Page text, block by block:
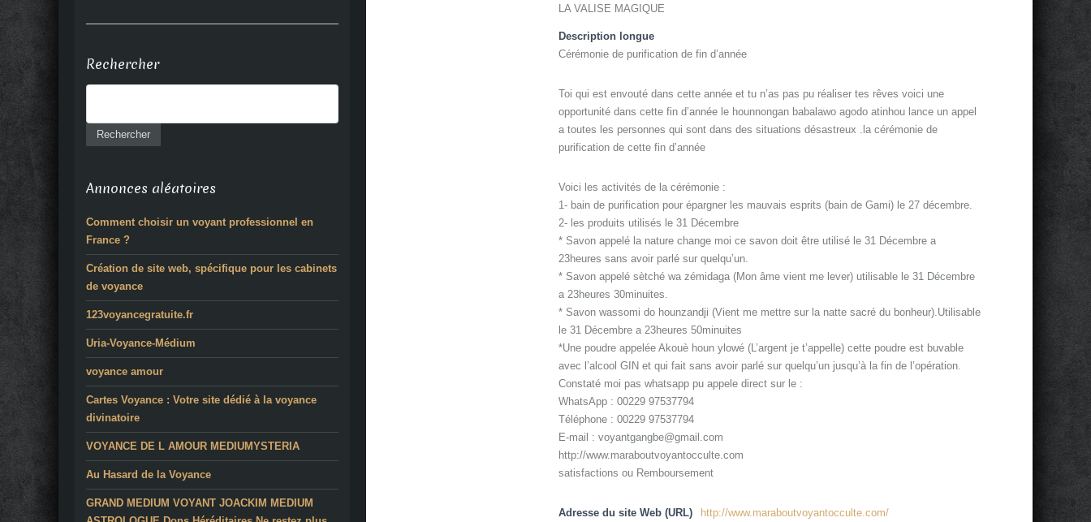
LA VALISE MAGIQUE
Description longue
Cérémonie de purification de fin d’année
Toi qui est envouté dans cette année et tu n’as pas pu réaliser tes rêves voici une
opportunité dans cette fin d’année le hounnongan babalawo agodo atinhou lance un appel
a toutes les personnes qui sont dans des situations désastreux .la cérémonie de
purification de cette fin d’année
Voici les activités de la cérémonie :
1- bain de purification pour épargner les mauvais esprits (bain de Gami) le 27 décembre.
2- les produits utilisés le 31 Décembre
* Savon appelé la nature change moi ce savon doit être utilisé le 31 Décembre a
23heures sans avoir parlé sur quelqu’un.
* Savon appelé sètché wa zémidaga (Mon âme vient me lever) utilisable le 31 Décembre
a 23heures 30minuites.
* Savon wassomi do hounzandji (Vient me mettre sur la natte sacré du bonheur).Utilisable
le 31 Décembre a 23heures 50minuites
*Une poudre appelée Akouè houn ylowé (L’argent je t’appelle) cette poudre est buvable
avec l’alcool GIN et qui fait sans avoir parlé sur quelqu’un jusqu’à la fin de l’opération.
Constaté moi pas whatsapp pu appele direct sur le :
WhatsApp : 00229 97537794
Téléphone : 00229 97537794
E-mail : voyantgangbe@gmail.com
http://www.maraboutvoyantocculte.com
satisfactions ou Remboursement
Adresse du site Web (URL) http://www.maraboutvoyantocculte.com/
Rechercher
Annonces aléatoires
Comment choisir un voyant professionnel en
France ?
Création de site web, spécifique pour les cabinets
de voyance
123voyancegratuite.fr
Uria-Voyance-Médium
voyance amour
Cartes Voyance : Votre site dédié à la voyance
divinatoire
VOYANCE DE L AMOUR MEDIUMYSTERIA
Au Hasard de la Voyance
GRAND MEDIUM VOYANT JOACKIM MEDIUM